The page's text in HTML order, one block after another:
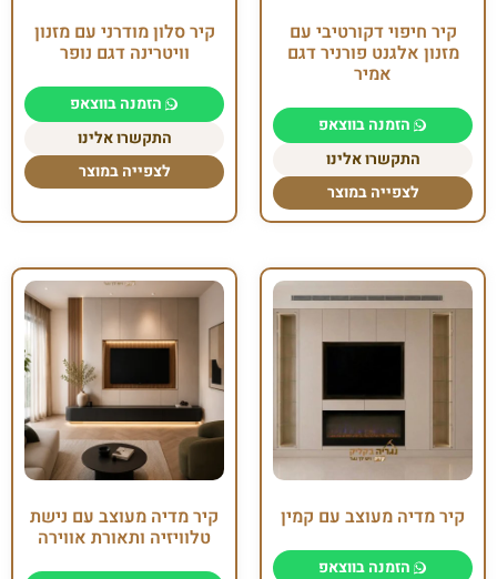
קיר חיפוי דקורטיבי עם
מזנון אלגנט פורניר דגם
אמיר
הזמנה בווצאפ
התקשרו אלינו
לצפייה במוצר
קיר סלון מודרני עם מזנון
וויטרינה דגם נופר
הזמנה בווצאפ
התקשרו אלינו
לצפייה במוצר
קיר מדיה מעוצב עם קמין
הזמנה בווצאפ
קיר מדיה מעוצב עם נישת
טלוויזיה ותאורת אווירה